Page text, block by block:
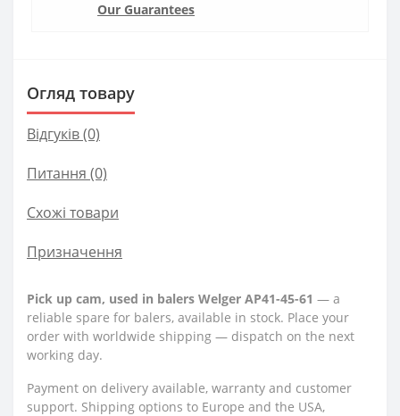
Our Guarantees
Огляд товару
Відгуків (0)
Питання (0)
Схожі товари
Призначення
Pick up cam, used in balers Welger AP41-45-61 — a
reliable spare for balers, available in stock. Place your
order with worldwide shipping — dispatch on the next
working day.
Payment on delivery available, warranty and customer
support. Shipping options to Europe and the USA,